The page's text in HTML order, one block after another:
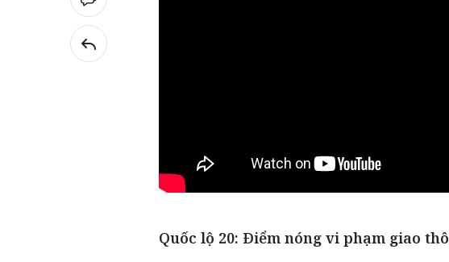
Quốc lộ 20: Điểm nóng vi phạm giao